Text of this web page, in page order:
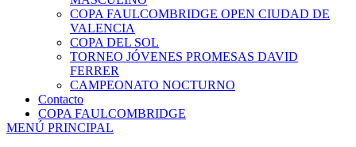
COPA FAULCOMBRIDGE OPEN CIUDAD DE
VALENCIA
COPA DEL SOL
TORNEO JÓVENES PROMESAS DAVID
FERRER
CAMPEONATO NOCTURNO
Contacto
COPA FAULCOMBRIDGE
MENÚ PRINCIPAL